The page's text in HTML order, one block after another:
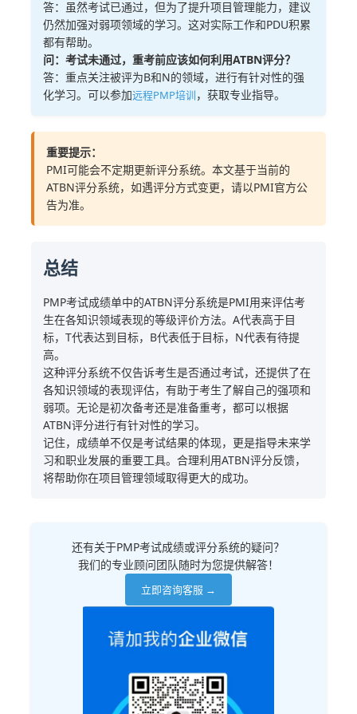
答：虽然考试已通过，但为了提升项目管理能力，建议
仍然加强对弱项领域的学习。这对实际工作和PDU积累
都有帮助。
问：考试未通过，重考前应该如何利用ATBN评分？
答：重点关注被评为B和N的领域，进行有针对性的强
化学习。可以参加远程PMP培训，获取专业指导。
重要提示：
PMI可能会不定期更新评分系统。本文基于当前的
ATBN评分系统，如遇评分方式变更，请以PMI官方公
告为准。
总结
PMP考试成绩单中的ATBN评分系统是PMI用来评估考
生在各知识领域表现的等级评价方法。A代表高于目
标，T代表达到目标，B代表低于目标，N代表有待提
高。
这种评分系统不仅告诉考生是否通过考试，还提供了在
各知识领域的表现评估，有助于考生了解自己的强项和
弱项。无论是初次备考还是准备重考，都可以根据
ATBN评分进行有针对性的学习。
记住，成绩单不仅是考试结果的体现，更是指导未来学
习和职业发展的重要工具。合理利用ATBN评分反馈，
将帮助你在项目管理领域取得更大的成功。
还有关于PMP考试成绩或评分系统的疑问？
我们的专业顾问团队随时为您提供解答！
立即咨询客服 →